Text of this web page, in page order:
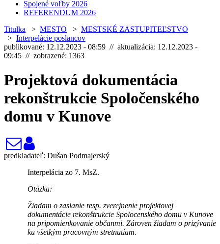
Spojené voľby 2026
REFERENDUM 2026
Titulka > MESTO > MESTSKÉ ZASTUPITEĽSTVO
> Interpelácie poslancov
publikované: 12.12.2023 - 08:59 // aktualizácia: 12.12.2023 -
09:45 // zobrazené: 1363
Projektová dokumentácia
rekonštrukcie Spoločenského
domu v Kunove
predkladateľ: Dušan Podmajerský
Interpelácia zo 7. MsZ.
Otázka:
Žiadam o zaslanie resp. zverejnenie projektovej
dokumentácie rekonštrukcie Spolocenského domu v Kunove
na pripomienkovanie občanmi. Zároven žiadam o prizývanie
ku všetkým pracovným stretnutiam.